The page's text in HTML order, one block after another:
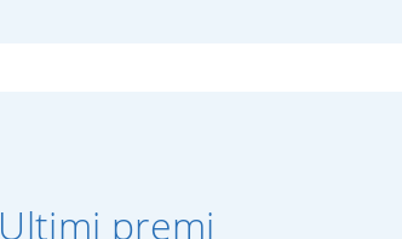
Ultimi premi